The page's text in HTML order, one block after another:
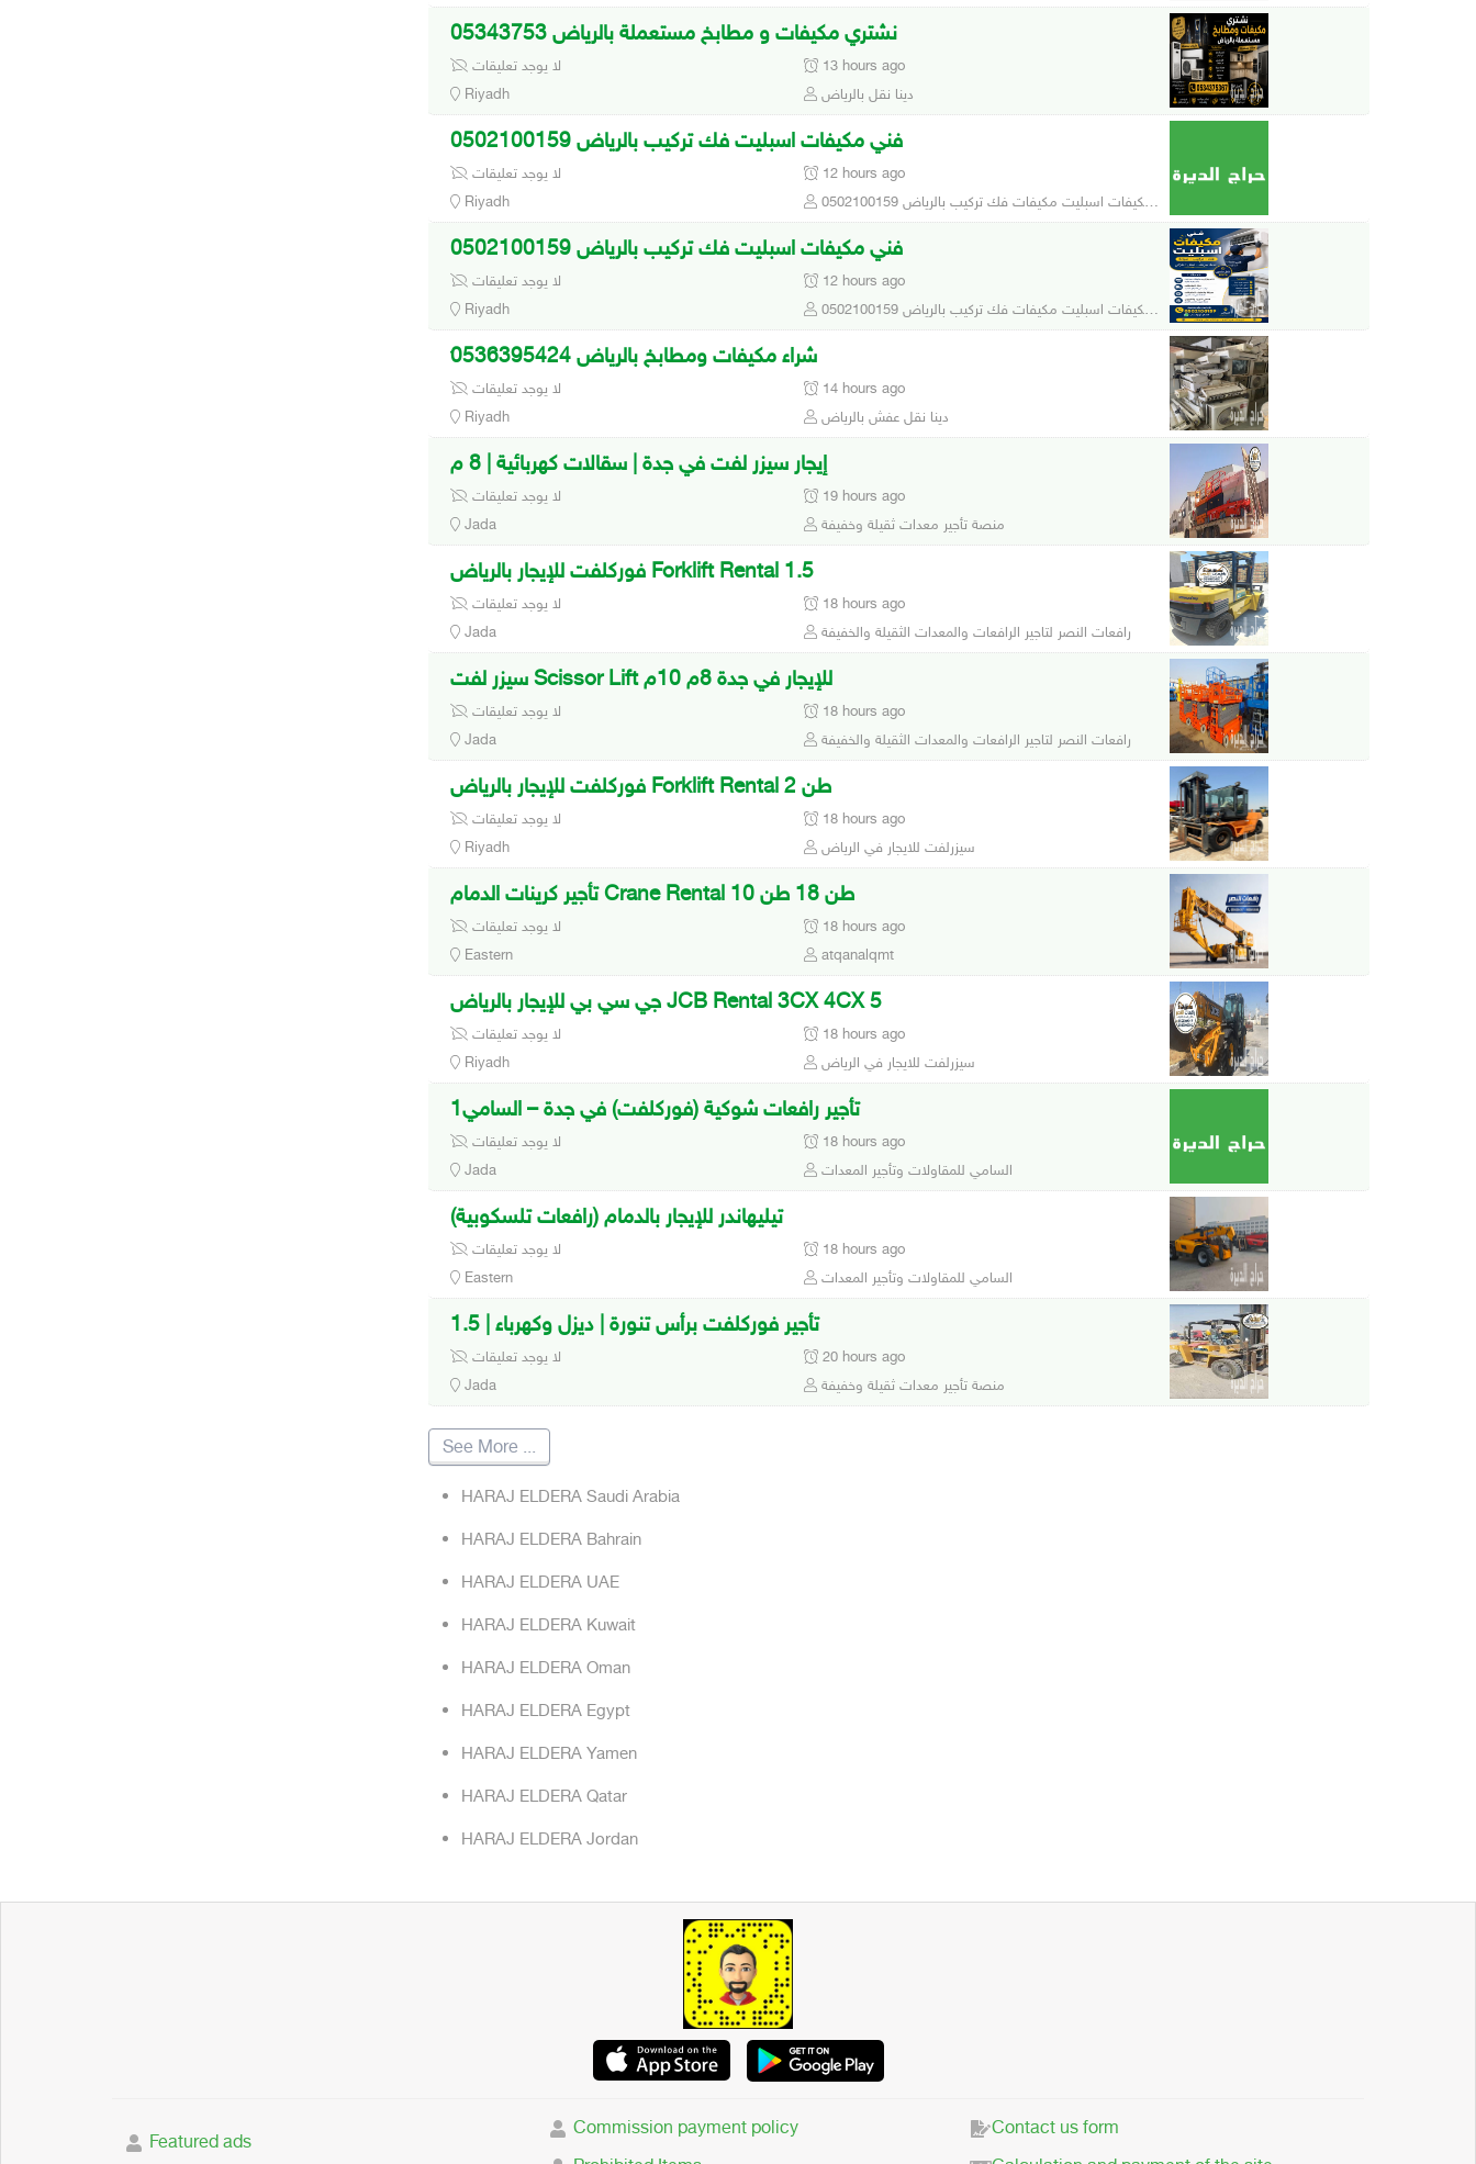
نشتري مكيفات و مطابخ مستعملة بالرياض 05343753
لا يوجد تعليقات
13 hours ago
Riyadh
دينا نقل بالرياض
فني مكيفات اسبليت فك تركيب بالرياض 0502100159
لا يوجد تعليقات
12 hours ago
Riyadh
فني مكيفات اسبليت مكيفات فك تركيب بالرياض 0502100159
فني مكيفات اسبليت فك تركيب بالرياض 0502100159
لا يوجد تعليقات
12 hours ago
Riyadh
فني مكيفات اسبليت مكيفات فك تركيب بالرياض 0502100159
شراء مكيفات ومطابخ بالرياض 0َ536395424
لا يوجد تعليقات
14 hours ago
Riyadh
دينا نقل عفش بالرياض
إيجار سيزر لفت في جدة | سقالات كهربائية | 8 م
لا يوجد تعليقات
19 hours ago
Jada
منصة تأجير معدات ثقيلة وخفيفة
فوركلفت للإيجار بالرياض Forklift Rental 1.5
لا يوجد تعليقات
18 hours ago
Jada
رافعات النصر لتاجير الرافعات والمعدات الثقيلة والخفيفة
سيزر لفت Scissor Lift للإيجار في جدة 8م 10م
لا يوجد تعليقات
18 hours ago
Jada
رافعات النصر لتاجير الرافعات والمعدات الثقيلة والخفيفة
فوركلفت للإيجار بالرياض Forklift Rental 2 طن
لا يوجد تعليقات
18 hours ago
Riyadh
سيزرلفت للايجار في الرياض
تأجير كرينات الدمام Crane Rental 10 طن 18 طن
لا يوجد تعليقات
18 hours ago
Eastern
atqanalqmt
جي سي بي للإيجار بالرياض JCB Rental 3CX 4CX 5
لا يوجد تعليقات
18 hours ago
Riyadh
سيزرلفت للايجار في الرياض
تأجير رافعات شوكية (فوركلفت) في جدة – السامي1
لا يوجد تعليقات
18 hours ago
Jada
السامي للمقاولات وتأجير المعدات
تيليهاندر للإيجار بالدمام (رافعات تلسكوبية)
لا يوجد تعليقات
18 hours ago
Eastern
السامي للمقاولات وتأجير المعدات
تأجير فوركلفت برأس تنورة | ديزل وكهرباء | 1.5
لا يوجد تعليقات
20 hours ago
Jada
منصة تأجير معدات ثقيلة وخفيفة
See More ...
HARAJ ELDERA Saudi Arabia
HARAJ ELDERA Bahrain
HARAJ ELDERA UAE
HARAJ ELDERA Kuwait
HARAJ ELDERA Oman
HARAJ ELDERA Egypt
HARAJ ELDERA Yamen
HARAJ ELDERA Qatar
HARAJ ELDERA Jordan
Featured ads
Commission payment policy
Contact us form